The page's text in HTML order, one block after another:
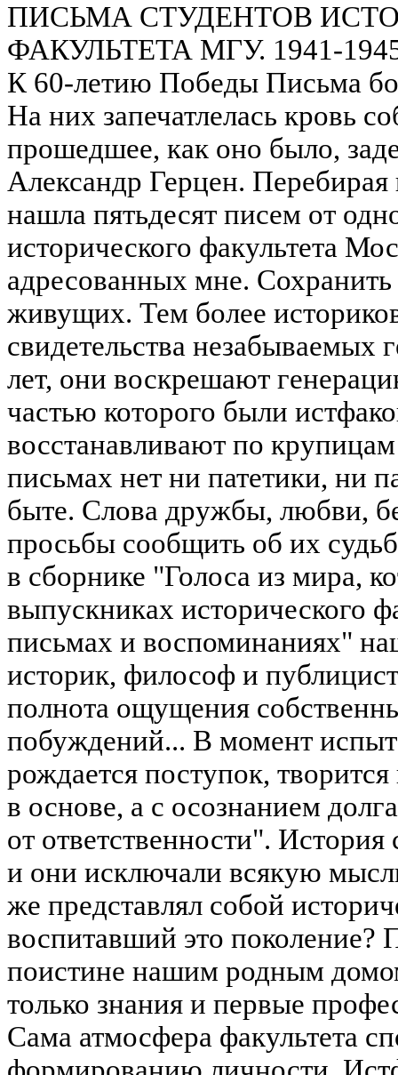
ПИСЬМА СТУДЕНТОВ
ФАКУЛЬТЕТА МГУ. 1941-1945
К 60-летию Победы Письма
На них запечатлелась кровь
прошедшее, как оно было,
Александр Герцен.
нашла пятьдесят писем от
исторического факультета
адресованных мне.
живущих. Тем более
свидетельства незабываемых
лет, они воскрешают
частью которого были
восстанавливают по
письмах нет ни патетики, ни
быте. Слова дружбы, любви,
просьбы сообщить об их
в сборнике "Голоса из мира,
выпускниках исторического
письмах и воспоминаниях"
историк, философ и
полнота ощущения
побуждений... В момент
рождается поступок, творится
в основе, а с осознанием
от ответственности". История
и они исключали всякую
же представлял собой
воспитавший это поколение?
поистине нашим родным
только знания и первые
Сама атмосфера факультета